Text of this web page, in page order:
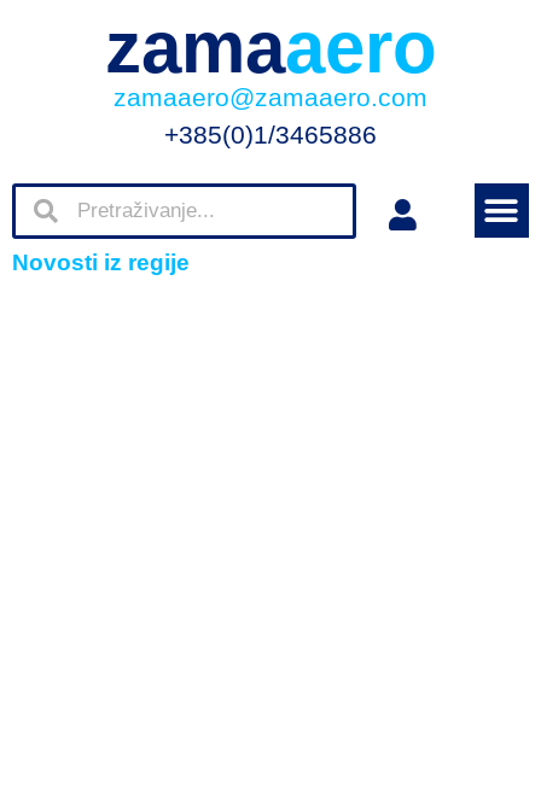
zamaaero
zamaaero@zamaaero.com
+385(0)1/3465886
Novosti iz regije